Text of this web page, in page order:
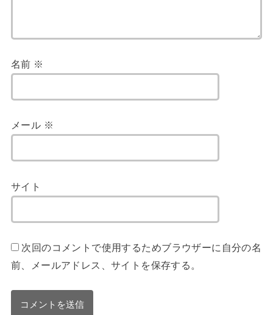
名前 ※
メール ※
サイト
次回のコメントで使用するためブラウザーに自分の名
前、メールアドレス、サイトを保存する。